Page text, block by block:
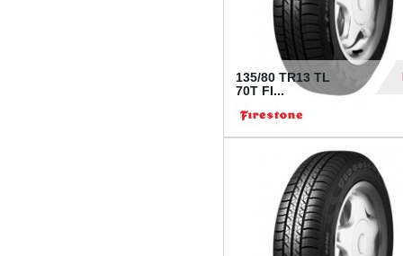
135/80 TR13 TL
70T FI...